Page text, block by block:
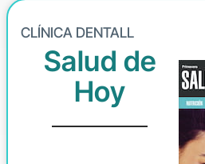
CLÍNICA DENTALL
Salud de
Hoy